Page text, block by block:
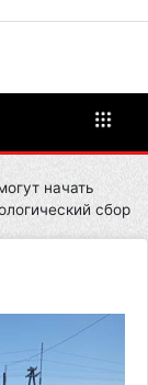
начать
сбор